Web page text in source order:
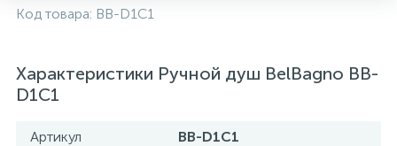
Код товара: BB-D1C1
Характеристики Ручной душ BelBagno BB-
D1C1
Артикул
BB-D1C1